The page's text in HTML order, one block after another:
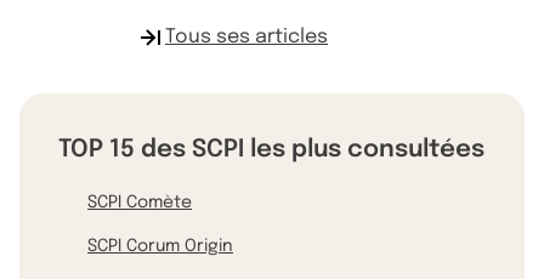
Tous ses articles
TOP 15 des SCPI les plus consultées
SCPI Comète
SCPI Corum Origin